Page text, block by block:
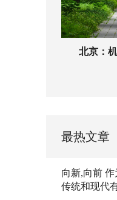
北京：
最热文章
向新,向前 作
传统和现代